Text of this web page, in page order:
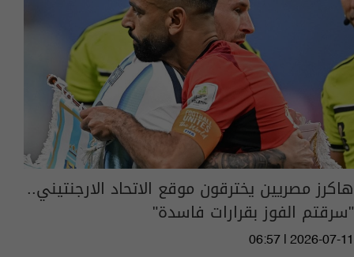
هاكرز مصريين يخترقون موقع الاتحاد الارجنتيني..
"سرقتم الفوز بقرارات فاسدة"
06:57 | 2026-07-11